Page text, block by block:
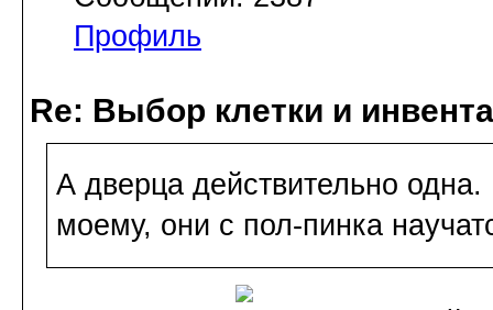
Профиль
Re: Выбор клетки и
А дверца действительно
моему, они с пол-пинка